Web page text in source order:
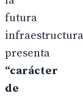
futura
infraestructura
presenta
“carácter
de